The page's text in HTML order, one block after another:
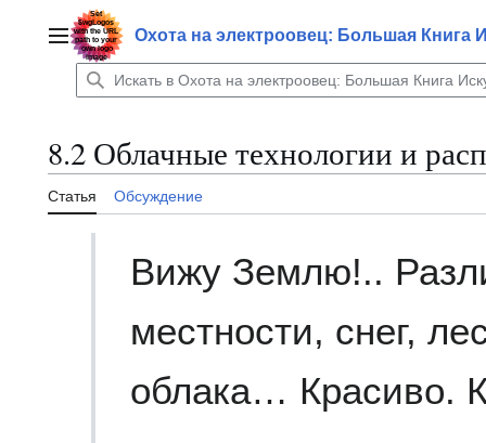
содержаниюГлавное менюОхота на электроовец: Большая Книга
8.2 Облачные технологии и
Статья Обсуждение
Вижу Землю!..
местности, снег,
облака… Красиво.